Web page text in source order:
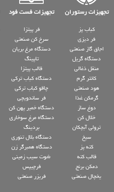
تجهیزات رستوران تجهیزات فست فود
کباب پز
فر دیزی
اجاق گاز صنعتی
دستگاه گریل
منقل ذغالی
کانتر گرم
هود صنعتی
گرمکن غذا
دوغ ساز
خلال کن
ترولی آبچکان
سیخ
کته پز
قالب کته
دمکن برنج
یخچال صنعتی
فر پیتزا
سرخ کن صنعتی
دستگاه مرغ بریان
تاپینگ
قالب پیتزا
دستگاه کباب ترکی
چاقو کباب ترکی
فر ساندویچی
دستگاه خمیر پهن کن
دستگاه مرغ سوخاری
بردینگ
دستگاه بلال تنوری
دستگاه همبرگر زن
شوت سیب زمینی
فرچیپس
فریزر صنعتی